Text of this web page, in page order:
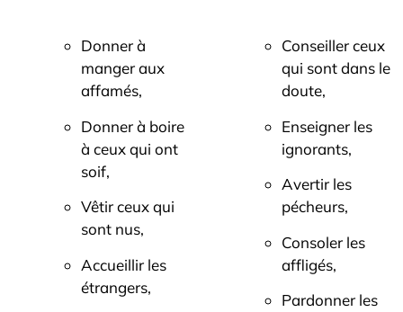
Donner à
manger aux
affamés,
Donner à boire
à ceux qui ont
soif,
Vêtir ceux qui
sont nus,
Accueillir les
étrangers,
Conseiller ceux
qui sont dans le
doute,
Enseigner les
ignorants,
Avertir les
pécheurs,
Consoler les
affligés,
Pardonner les